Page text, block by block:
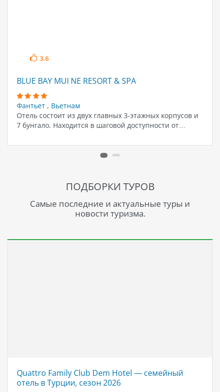
3.6
BLUE BAY MUI NE RESORT & SPA
Фантьет , Вьетнам
Отель состоит из двух главных 3-этажных корпусов и
7 бунгало. Находится в шаговой доступности от…
ПОДБОРКИ ТУРОВ
Самые последние и актуальные туры и
новости туризма.
Quattro Family Club Dem Hotel — семейный
отель в Турции, сезон 2026